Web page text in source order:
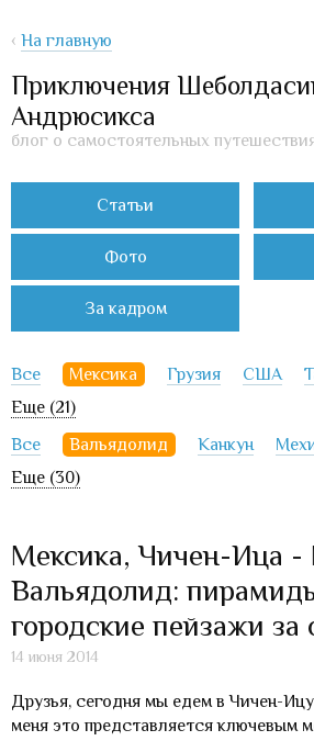
‹ На главную
Приключения
Андрюсикса
блог о самостоятельных
Статьи
Фото
За кадром
Все Мексика Грузия США
Еще (21)
Все
Вальядолид Канкун
Еще (30)
Мексика, Чичен-Ица -
Вальядолид:
городские пейзажи за
14 июня 2014
Друзья, сегодня мы едем в Чичен-
меня это представляется ключевым